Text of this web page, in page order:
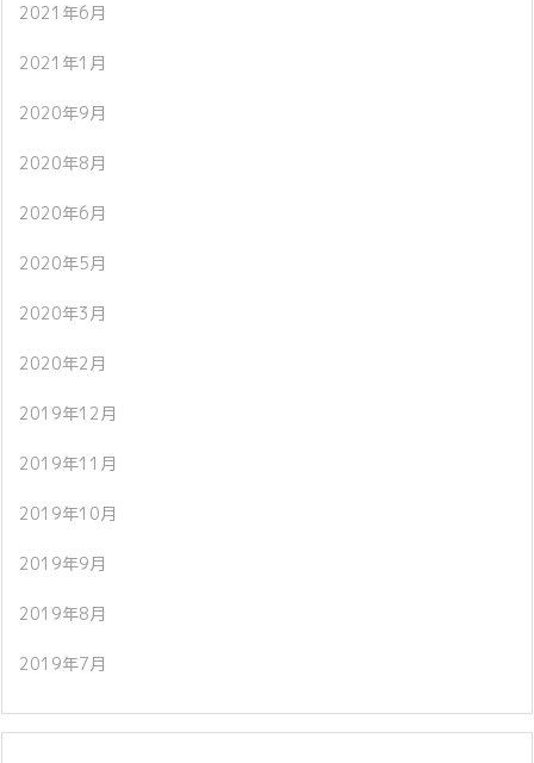
2021年6月
2021年1月
2020年9月
2020年8月
2020年6月
2020年5月
2020年3月
2020年2月
2019年12月
2019年11月
2019年10月
2019年9月
2019年8月
2019年7月